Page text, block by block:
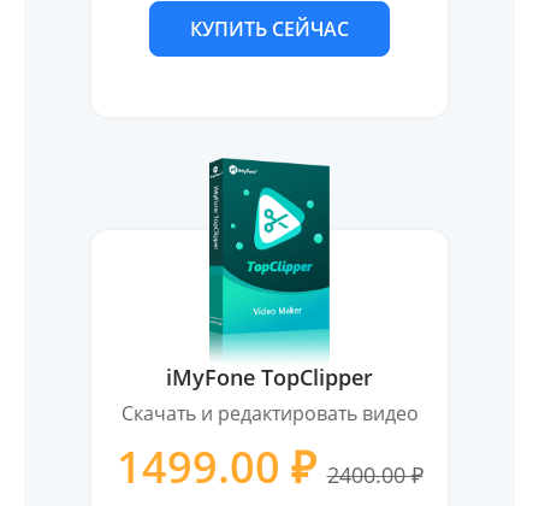
КУПИТЬ СЕЙЧАС
iMyFone TopClipper
Скачать и редактировать видео
1499.00 ₽ 2400.00 ₽